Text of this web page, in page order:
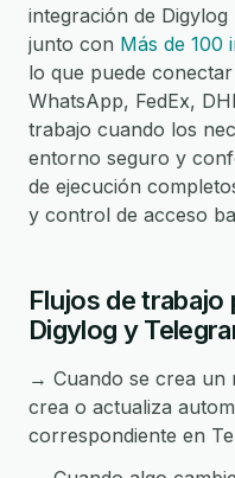
integración de
junto con Más de 100
lo que puede
WhatsApp, FedEx,
trabajo cuando los
entorno seguro y
de ejecución
y control de acceso
Flujos de
Digylog y
→ Cuando se crea un
crea o actualiza
correspondiente en